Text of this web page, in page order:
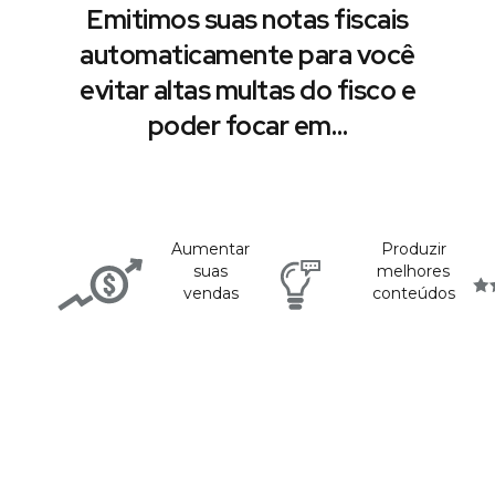
Emitimos suas notas fiscais
automaticamente para você
evitar altas multas do fisco e
poder focar em…
Aumentar
suas
vendas
Produzir
melhores
conteúdos